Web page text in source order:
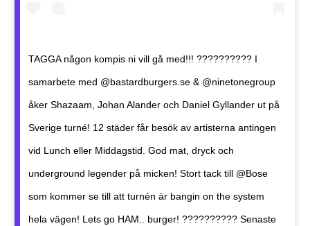
TAGGA någon kompis ni vill gå med!!! ?????????? I
samarbete med @bastardburgers.se & @ninetonegroup
åker Shazaam, Johan Alander och Daniel Gyllander ut på
Sverige turné! 12 städer får besök av artisterna antingen
vid Lunch eller Middagstid. God mat, dryck och
underground legender på micken! Stort tack till @Bose
som kommer se till att turnén är bangin on the system
hela vägen! Lets go HAM.. burger! ?????????? Senaste